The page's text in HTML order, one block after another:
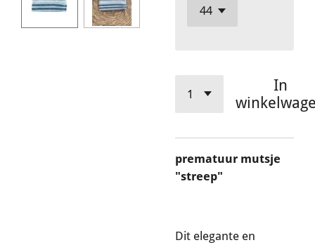
In
prematuur mutsje
"streep"
Dit elegante en